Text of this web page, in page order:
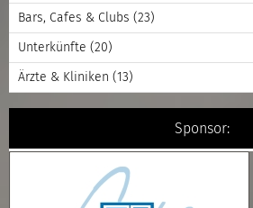
Bars, Cafes & Clubs (23)
Unterkünfte (20)
Ärzte & Kliniken (13)
Sponsor: